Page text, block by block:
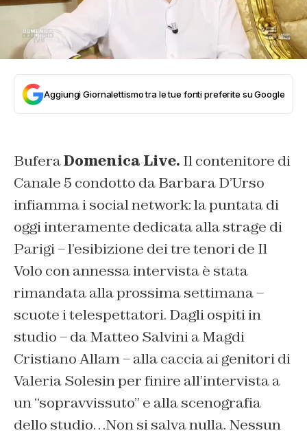
Aggiungi Giornalettismo tra le tue fonti preferite su Google
BuferaDomenica Live. Il contenitore di
Canale 5 condotto da Barbara D’Urso
infiamma i social network: la puntata di
oggi interamente dedicata alla strage di
Parigi – l’esibizione dei tre tenori de Il
Volo con annessa intervista è stata
rimandata alla prossima settimana –
scuote i telespettatori. Dagli ospiti in
studio – da Matteo Salvini a Magdi
Cristiano Allam – alla caccia ai genitori di
Valeria Solesin per finire all’intervista a
un “sopravvissuto” e alla scenografia
dello studio…Non si salva nulla. Nessun